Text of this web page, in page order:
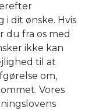
i dit ønske. Hvis
du fra os med
ikke kan
til at
om,
Vores